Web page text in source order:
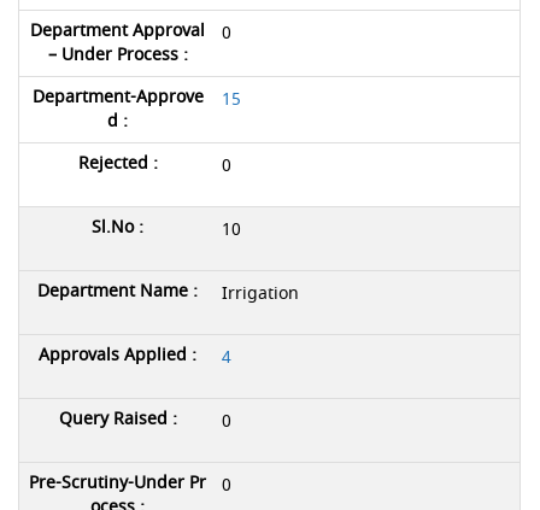
0
15
0
10
Irrigation
4
0
0